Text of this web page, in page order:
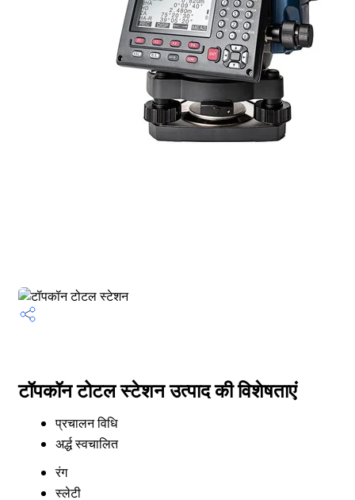
टॉपकॉन टोटल स्टेशन उत्पाद की विशेषताएं
प्रचालन विधि
अर्द्ध स्वचालित
रंग
स्लेटी